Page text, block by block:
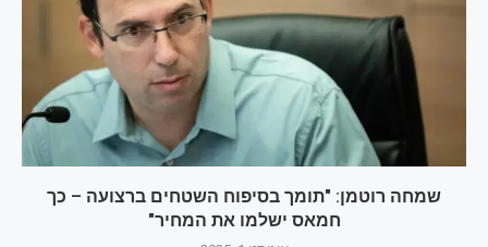
שמחה רוטמן: "תומך בסיפוח השטחים ברצועה – כך
חמאס ישלמו את המחיר"